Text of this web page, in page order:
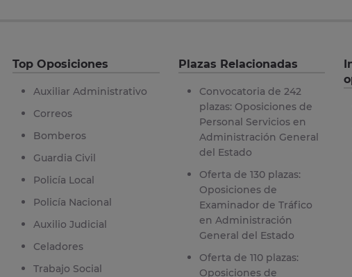
Top Oposiciones
Auxiliar Administrativo
Correos
Bomberos
Guardia Civil
Policía Local
Policía Nacional
Auxilio Judicial
Celadores
Trabajo Social
Plazas Relacionadas
Convocatoria de 242
plazas: Oposiciones de
Personal Servicios en
Administración General
del Estado
Oferta de 130 plazas:
Oposiciones de
Examinador de Tráfico
en Administración
General del Estado
Oferta de 110 plazas:
Oposiciones de